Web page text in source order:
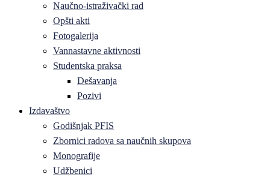
Naučno-istraživački rad
Opšti akti
Fotogalerija
Vannastavne aktivnosti
Studentska praksa
Dešavanja
Pozivi
Izdavaštvo
Godišnjak PFIS
Zbornici radova sa naučnih skupova
Monografije
Udžbenici